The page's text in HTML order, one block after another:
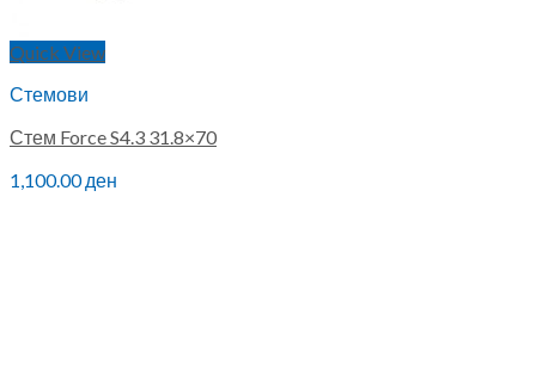
Quick View
Стемови
Стем Force S4.3 31.8×70
1,100.00ден